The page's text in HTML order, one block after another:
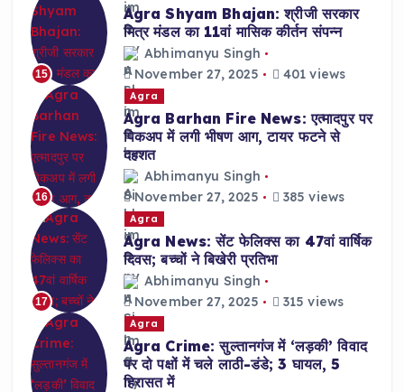
15
Agra Shyam Bhajan: श्रीजी सरकार
मित्र मंडल का 11वां मासिक कीर्तन संपन्न
Abhimanyu Singh
November 27, 2025
401 views
16
Agra
Agra Barhan Fire News: एत्मादपुर पर
पिकअप में लगी भीषण आग, टायर फटने से
दहशत
Abhimanyu Singh
November 27, 2025
385 views
17
Agra
Agra News: सेंट फेलिक्स का 47वां वार्षिक
दिवस; बच्चों ने बिखेरी प्रतिभा
Abhimanyu Singh
November 27, 2025
315 views
Agra
Agra Crime: सुल्तानगंज में ‘लड़की’ विवाद
पर दो पक्षों में चले लाठी-डंडे; 3 घायल, 5
हिरासत में